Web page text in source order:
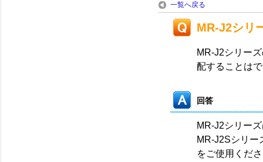
一覧へ戻る
MR-J2シリ
MR-J2シリー
配することは
回答
MR-J2シリー
MR-J2Sシリ
をご使用くだ